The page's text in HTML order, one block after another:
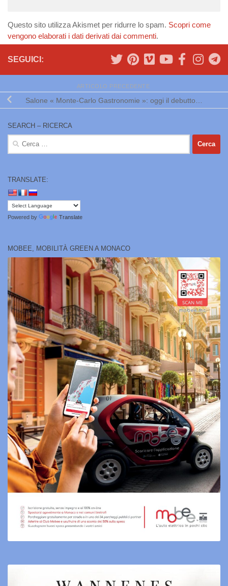
Questo sito utilizza Akismet per ridurre lo spam. Scopri come
vengono elaborati i dati derivati dai commenti.
SEGUICI:
ARTICOLO PRECEDENTE
Salone « Monte-Carlo Gastronomie »: oggi il debutto…
SEARCH – RICERCA
Ricerca
TRANSLATE:
Powered by Translate
MOBEE, MOBILITÀ GREEN A MONACO